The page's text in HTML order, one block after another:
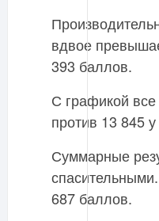
вдвое
393 баллов.
С графикой
против 13 845
Суммарные
687 баллов.